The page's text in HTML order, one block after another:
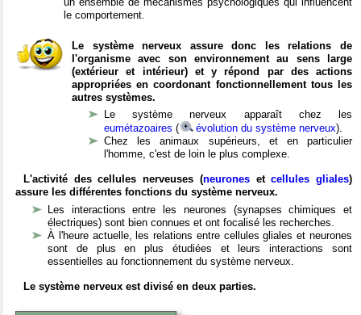
le comportement.
Le système nerveux assure donc les relations de
l'organisme avec son environnement au sens large
(extérieur et intérieur) et y répond par des actions
appropriées en coordonant fonctionnellement tous les
autres systèmes.
Le système nerveux apparaît chez les
eumétazoaires ( évolution du système nerveux).
Chez les animaux supérieurs, et en particulier
l'homme, c'est de loin le plus complexe.
L'activité des cellules nerveuses (neuronesetcellules gliales)
assure les différentes fonctions du système nerveux.
Les interactions entre les neurones (synapses chimiques et
électriques) sont bien connues et ont focalisé les recherches.
À l'heure actuelle, les relations entre cellules gliales et neurones
sont de plus en plus étudiées et leurs interactions sont
essentielles au fonctionnement du système nerveux.
Le système nerveux est divisé en deux parties.